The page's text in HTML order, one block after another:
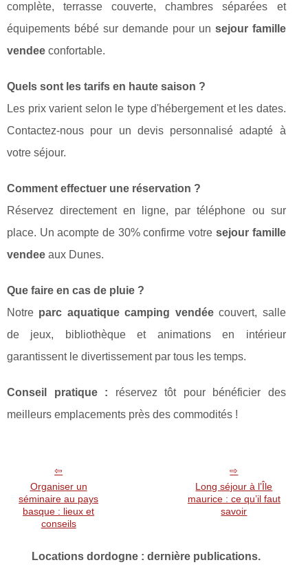
complète, terrasse couverte, chambres séparées et
équipements bébé sur demande pour un sejour famille
vendee confortable.
Quels sont les tarifs en haute saison ?
Les prix varient selon le type d'hébergement et les dates.
Contactez-nous pour un devis personnalisé adapté à
votre séjour.
Comment effectuer une réservation ?
Réservez directement en ligne, par téléphone ou sur
place. Un acompte de 30% confirme votre sejour famille
vendee aux Dunes.
Que faire en cas de pluie ?
Notre parc aquatique camping vendéecouvert, salle
de jeux, bibliothèque et animations en intérieur
garantissent le divertissement par tous les temps.
Conseil pratique : réservez tôt pour bénéficier des
meilleurs emplacements près des commodités !
Organiser un
séminaire au pays
basque : lieux et
conseils
Long séjour à l’Île
maurice : ce qu’il faut
savoir
Locations dordogne : dernière publications.